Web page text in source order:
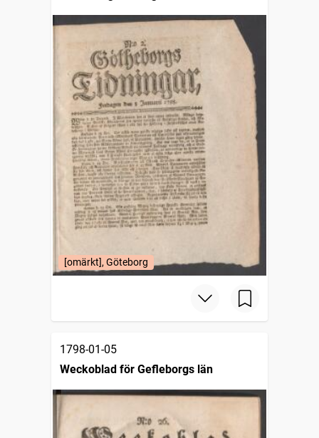
[omärkt], Göteborg
1798-01-05
Weckoblad för Gefleborgs län